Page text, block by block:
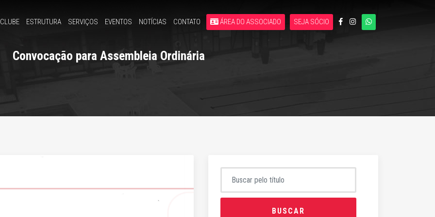
ESTRUTURA SERVIÇOS EVENTOS NOTÍCIAS CONTATO ÁREA DO ASSOCIADO SEJA SÓCIO
Convocação para Assembleia Ordinária
BUSCAR